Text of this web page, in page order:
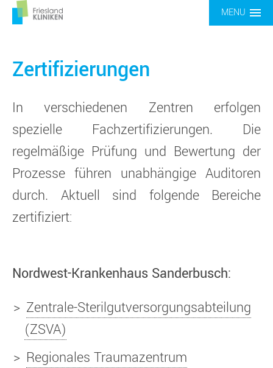
MENU
Zertifizierungen
In verschiedenen Zentren erfolgen
spezielle Fachzertifizierungen. Die
regelmäßige Prüfung und Bewertung der
Prozesse führen unabhängige Auditoren
durch. Aktuell sind folgende Bereiche
zertifiziert:
Nordwest-Krankenhaus Sanderbusch:
Zentrale-Sterilgutversorgungsabteilung
(ZSVA)
Regionales Traumazentrum